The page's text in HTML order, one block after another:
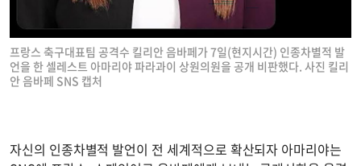
프랑스 축구대표팀 공격수 킬리안 음바페가 7일(현지시간) 인종차별적 발
언을 한 셀레스트 아마리야 파라과이 상원의원을 공개 비판했다. 사진 킬리
안 음바페 SNS 캡처
자신의 인종차별적 발언이 전 세계적으로 확산되자 아마리야는